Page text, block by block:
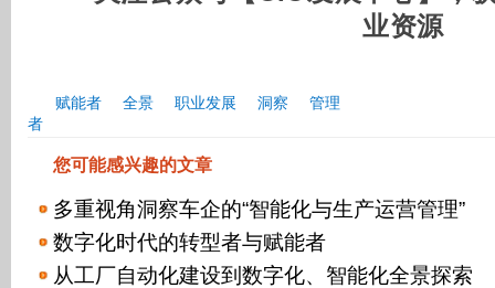
业资源
赋能者 全景 职业发展 洞察
管理
者
您可能感兴趣的文章
多重视角洞察车企的“智能化与生产运营管理”
数字化时代的转型者与赋能者
从工厂自动化建设到数字化、智能化全景探索